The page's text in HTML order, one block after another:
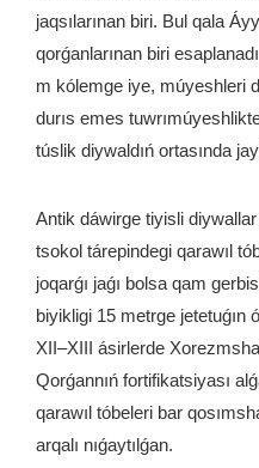
jaqsılarınan biri. Bul qala
qorǵanlarınan biri
m kólemge iye, múyeshleri
durıs emes
túslik diywaldıń ortasında
Antik dáwirge tiyisli
tsokol tárepindegi qarawıl
joqarǵı jaǵı bolsa qam
biyikligi 15 metrge jetetuǵın
XII–XIII ásirlerde
Qorǵannıń fortifikatsiyası
qarawıl tóbeleri bar
arqalı nıǵaytılǵan.